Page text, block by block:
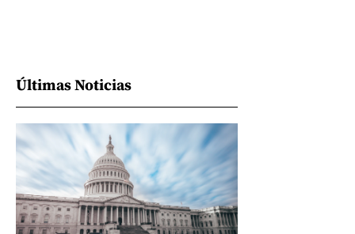
Últimas Noticias